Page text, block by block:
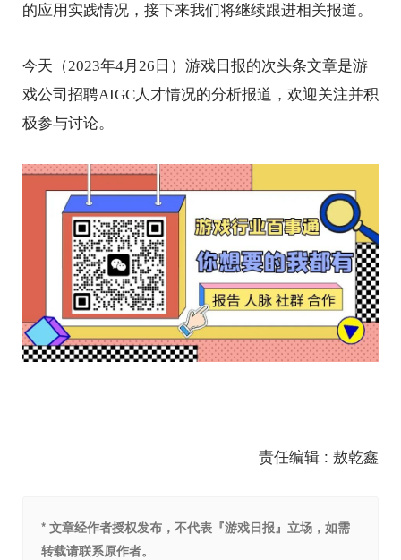
的应用实践情况，接下来我们将继续跟进相关报道。
今天（2023年4月26日）游戏日报的次头条文章是游
戏公司招聘AIGC人才情况的分析报道，欢迎关注并积
极参与讨论。
责任编辑 : 敖乾鑫
* 文章经作者授权发布，不代表『游戏日报』立场，如需
转载请联系原作者。